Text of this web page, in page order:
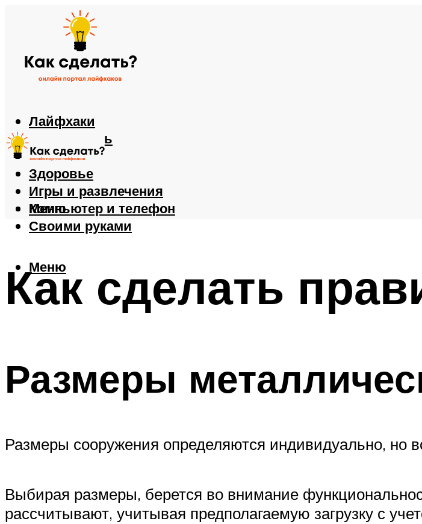
Лайфхаки
Автомобиль
Еда
Здоровье
Игры и развлечения
Компьютер и телефон
Своими руками
Меню
Меню
Как сделать
Размеры
Размеры сооружения определяются индивидуально, но
Выбирая размеры, берется во внимание
рассчитывают, учитывая предполагаемую загрузку с